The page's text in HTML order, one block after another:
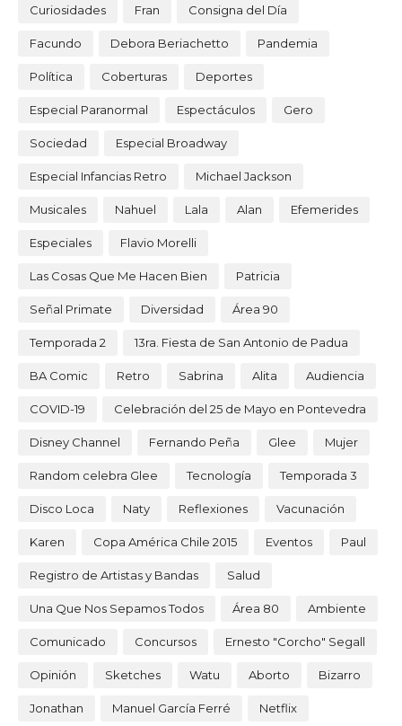
Curiosidades Fran Consigna del Día
Facundo Debora Beriachetto Pandemia
Política Coberturas Deportes
Especial Paranormal Espectáculos Gero
Sociedad Especial Broadway
Especial Infancias Retro Michael Jackson
Musicales Nahuel Lala Alan Efemerides
Especiales Flavio Morelli
Las Cosas Que Me Hacen Bien Patricia
Señal Primate Diversidad Área 90
Temporada 2 13ra. Fiesta de San Antonio de Padua
BA Comic Retro Sabrina Alita Audiencia
COVID-19 Celebración del 25 de Mayo en Pontevedra
Disney Channel Fernando Peña Glee Mujer
Random celebra Glee Tecnología Temporada 3
Disco Loca Naty Reflexiones Vacunación
Karen Copa América Chile 2015 Eventos Paul
Registro de Artistas y Bandas Salud
Una Que Nos Sepamos Todos Área 80 Ambiente
Comunicado Concursos Ernesto "Corcho" Segall
Opinión Sketches Watu Aborto Bizarro
Jonathan Manuel García Ferré Netflix